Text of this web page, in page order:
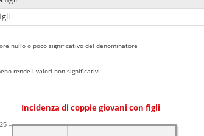
nullo o poco significativo del denominatore
rende i valori non significativi
Incidenza di coppie giovani con figli
25